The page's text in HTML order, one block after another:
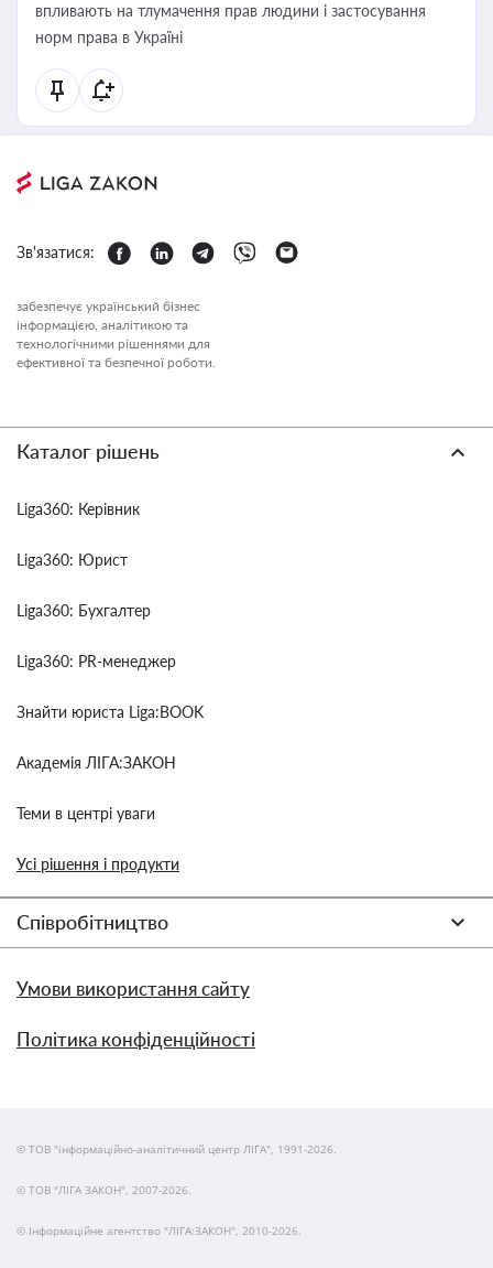
впливають на тлумачення прав людини і застосування
норм права в Україні
Зв'язатися:
забезпечує український бізнес
інформацією, аналітикою та
технологічними рішеннями для
ефективної та безпечної роботи.
Каталог рішень
Liga360: Керівник
Liga360: Юрист
Liga360: Бухгалтер
Liga360: PR-менеджер
Знайти юриста Liga:BOOK
Академія ЛІГА:ЗАКОН
Теми в центрі уваги
Усі рішення і продукти
Співробітництво
Умови використання сайту
Політика конфіденційності
© ТОВ "інформаційно-аналітичний центр ЛІГА", 1991-2026.
© ТОВ "ЛІГА ЗАКОН", 2007-2026.
© Інформаційне агентство "ЛІГА:ЗАКОН", 2010-2026.